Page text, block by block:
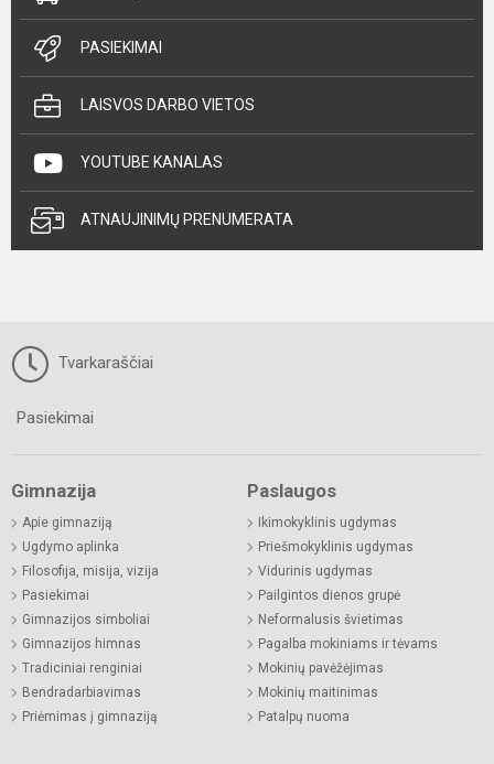
PASIEKIMAI
LAISVOS DARBO VIETOS
YOUTUBE KANALAS
ATNAUJINIMŲ PRENUMERATA
Tvarkaraščiai
Pasiekimai
Gimnazija
Apie gimnaziją
Ugdymo aplinka
Filosofija, misija, vizija
Pasiekimai
Gimnazijos simboliai
Gimnazijos himnas
Tradiciniai renginiai
Bendradarbiavimas
Priėmimas į gimnaziją
Paslaugos
Ikimokyklinis ugdymas
Priešmokyklinis ugdymas
Vidurinis ugdymas
Pailgintos dienos grupė
Neformalusis švietimas
Pagalba mokiniams ir tėvams
Mokinių pavėžėjimas
Mokinių maitinimas
Patalpų nuoma